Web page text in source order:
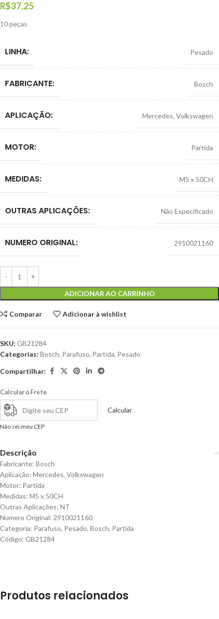
R$37,25
10 peças
LINHA: Pesado
FABRICANTE: Bosch
APLICAÇÃO: Mercedes, Volkswagen
MOTOR: Partida
MEDIDAS: M5 x 50CH
OUTRAS APLICAÇÕES: Não Especificado
NUMERO ORIGINAL: 2910021160
ADICIONAR AO CARRINHO
Comparar Adicionar à wishlist
SKU: GB21284
Categorias: Bosch, Parafuso, Partida, Pesado
Compartilhar:
Calcular o Frete
Calcular
Não sei meu CEP
Descrição
Fabricante: Bosch
Aplicação: Mercedes, Volkswagen
Motor: Partida
Medidas: M5 x 50CH
Outras Aplicações: NT
Numero Original: 2910021160
Categoria: Parafuso, Pesado, Bosch, Partida
Código: GB21284
Produtos relacionados